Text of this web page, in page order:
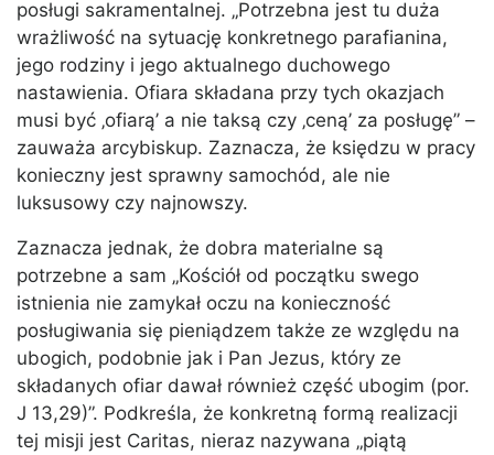
posługi sakramentalnej. „Potrzebna jest tu duża
wrażliwość na sytuację konkretnego parafianina,
jego rodziny i jego aktualnego duchowego
nastawienia. Ofiara składana przy tych okazjach
musi być ‚ofiarą’ a nie taksą czy ‚ceną’ za posługę” –
zauważa arcybiskup. Zaznacza, że księdzu w pracy
konieczny jest sprawny samochód, ale nie
luksusowy czy najnowszy.
Zaznacza jednak, że dobra materialne są
potrzebne a sam „Kościół od początku swego
istnienia nie zamykał oczu na konieczność
posługiwania się pieniądzem także ze względu na
ubogich, podobnie jak i Pan Jezus, który ze
składanych ofiar dawał również część ubogim (por.
J 13,29)”. Podkreśla, że konkretną formą realizacji
tej misji jest Caritas, nieraz nazywana „piątą